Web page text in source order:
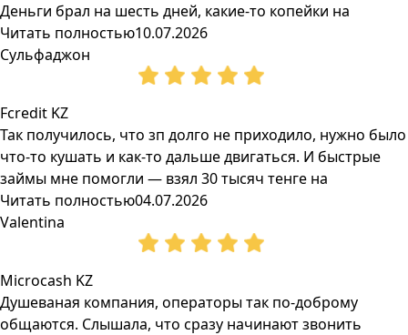
Деньги брал на шесть дней, какие-то копейки на
Читать полностью10.07.2026
Сульфаджон
Fcredit KZ
Так получилось, что зп долго не приходило, нужно было
что-то кушать и как-то дальше двигаться. И быстрые
займы мне помогли — взял 30 тысяч тенге на
Читать полностью04.07.2026
Valentina
Microcash KZ
Душеваная компания, операторы так по-доброму
общаются. Слышала, что сразу начинают звонить